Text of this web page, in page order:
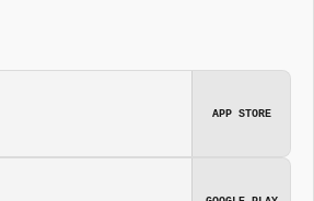
APP STORE